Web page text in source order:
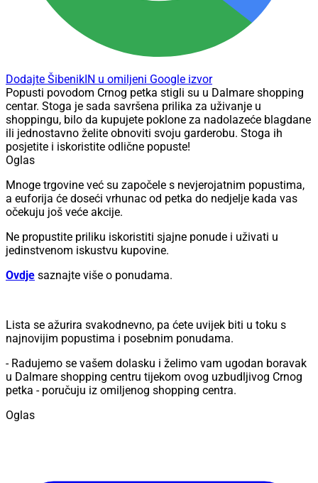
Dodajte ŠibenikIN u omiljeni Google izvor
Popusti povodom Crnog petka stigli su u Dalmare shopping
centar. Stoga je sada savršena prilika za uživanje u
shoppingu, bilo da kupujete poklone za nadolazeće blagdane
ili jednostavno želite obnoviti svoju garderobu. Stoga ih
posjetite i iskoristite odlične popuste!
Oglas
Mnoge trgovine već su započele s nevjerojatnim popustima,
a euforija će doseći vrhunac od petka do nedjelje kada vas
očekuju još veće akcije.
Ne propustite priliku iskoristiti sjajne ponude i uživati u
jedinstvenom iskustvu kupovine.
Ovdje saznajte više o ponudama.
Lista se ažurira svakodnevno, pa ćete uvijek biti u toku s
najnovijim popustima i posebnim ponudama.
- Radujemo se vašem dolasku i želimo vam ugodan boravak
u Dalmare shopping centru tijekom ovog uzbudljivog Crnog
petka - poručuju iz omiljenog shopping centra.
Oglas